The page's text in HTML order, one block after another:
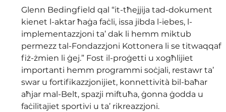
Glenn Bedingfield qal “it-tħejjija tad-dokument
kienet l-aktar ħaġa faċli, issa jibda l-iebes, l-
implementazzjoni ta’ dak li hemm miktub
permezz tal-Fondazzjoni Kottonera li se titwaqqaf
fiż-żmien li ġej.” Fost il-proġetti u xogħlijiet
importanti hemm programmi soċjali, restawr ta’
swar u fortifikazzjonijiet, konnettività bil-baħar
aħjar mal-Belt, spazji miftuħa, ġonna ġodda u
faċilitajiet sportivi u ta’ rikreazzjoni.